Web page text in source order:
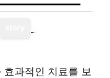
효과적인 치료를 보